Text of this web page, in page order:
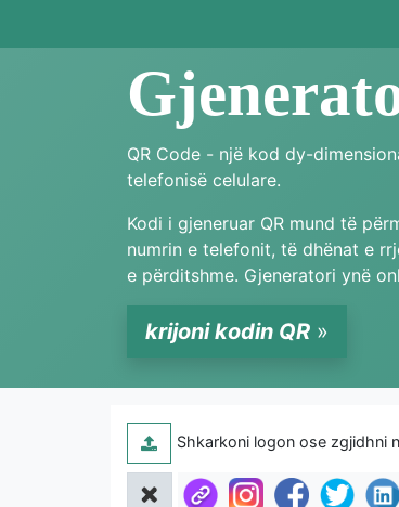
QR Code - një kod dy-
telefonisë celulare.
Kodi i gjeneruar QR mund të
numrin e telefonit, të dhënat e
e përditshme. Gjeneratori ynë
krijoni kodin QR »
Shkarkoni logon ose zgjidhni